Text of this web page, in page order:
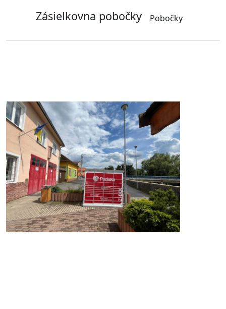
Zásielkovna pobočky Pobočky